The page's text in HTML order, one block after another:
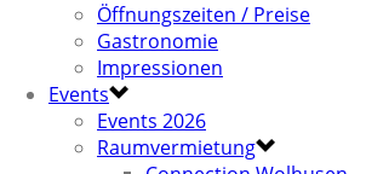
Öffnungszeiten / Preise
Gastronomie
Impressionen
Events
Events 2026
Raumvermietung